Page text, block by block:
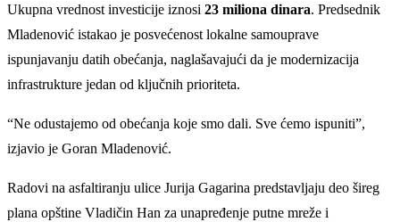
Ukupna vrednost investicije iznosi 23 miliona dinara. Predsednik
Mladenović istakao je posvećenost lokalne samouprave
ispunjavanju datih obećanja, naglašavajući da je modernizacija
infrastrukture jedan od ključnih prioriteta.
“Ne odustajemo od obećanja koje smo dali. Sve ćemo ispuniti”,
izjavio je Goran Mladenović.
Radovi na asfaltiranju ulice Jurija Gagarina predstavljaju deo šireg
plana opštine Vladičin Han za unapređenje putne mreže i